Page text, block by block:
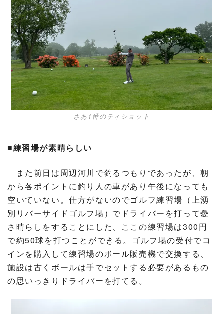
さあ1番のティショット
■練習場が素晴らしい
また前日は周辺河川で釣るつもりであったが、朝
から各ポイントに釣り人の車があり午後になっても
空いていない。仕方がないのでゴルフ練習場（上湧
別リバーサイドゴルフ場）でドライバーを打って憂
さ晴らしをすることにした、ここの練習場は300円
で約50球を打つことができる。ゴルフ場の受付でコ
インを購入して練習場のボール販売機で交換する、
施設は古くボールは手でセットする必要があるもの
の思いっきりドライバーを打てる。